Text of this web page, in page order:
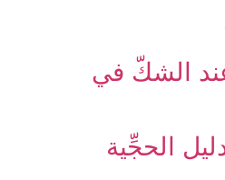
الشكّ في
الحجِّية